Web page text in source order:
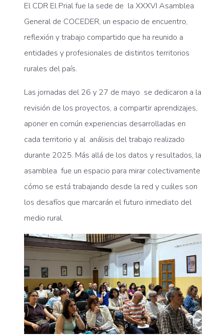
El CDR El Prialfue la sede de la XXXVI Asamblea
General de COCEDER, un espacio de encuentro,
reflexión y trabajo compartido que ha reunido a
entidades y profesionales de distintos territorios
rurales del país.
Las jornadas del 26 y 27 de mayo se dedicaron a la
revisión de los proyectos, a compartir aprendizajes,
aponer en común experiencias desarrolladas en
cada territorio y al análisis del trabajo realizado
durante 2025. Más allá de los datos y resultados, la
asamblea fue un espacio para mirar colectivamente
cómo se está trabajando desde la red y cuáles son
los desafíos que marcarán el futuro inmediato del
medio rural.